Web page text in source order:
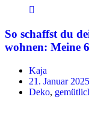
So schaffst du
wohnen: Meine
Kaja
21. Januar 2025
Deko,